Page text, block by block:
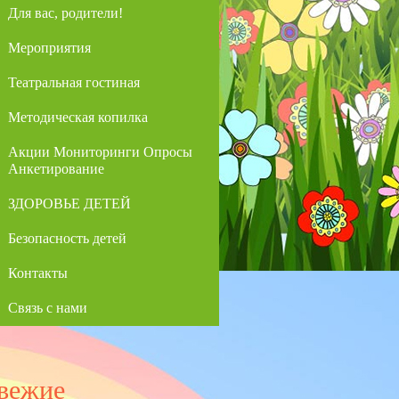
Для вас, родители!
Мероприятия
Театральная гостиная
Методическая копилка
Акции Мониторинги Опросы
Анкетирование
ЗДОРОВЬЕ ДЕТЕЙ
Безопасность детей
Контакты
Связь с нами